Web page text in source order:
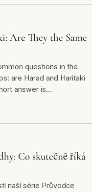
Are They the Same
questions in the
are Harad and Haritaki
answer is…
Co skutečně říká
naší série Průvodce